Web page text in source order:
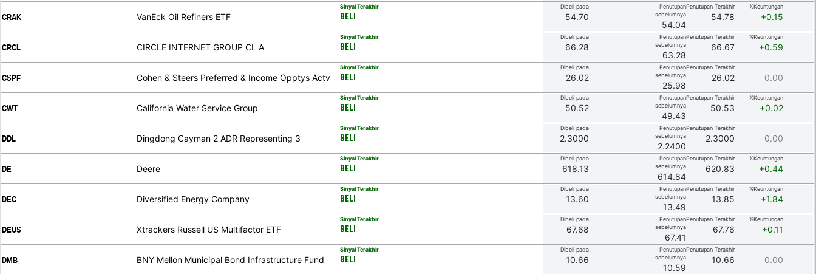
CRAK VanEck Oil Refiners ETF
Sinyal Terakhir
BELI
Dibeli pada
54.70
Penutupan
sebelumnya
54.04
Penutupan Terakhir
54.78
%Keuntungan
+0.15
CRCL CIRCLE INTERNET GROUP CL A
Sinyal Terakhir
BELI
Dibeli pada
66.28
Penutupan
sebelumnya
63.28
Penutupan Terakhir
66.67
%Keuntungan
+0.59
CSPF Cohen & Steers Preferred & Income Opptys Actv
Sinyal Terakhir
BELI
Dibeli pada
26.02
Penutupan
sebelumnya
25.98
Penutupan Terakhir
26.02 0.00
CWT California Water Service Group
Sinyal Terakhir
BELI
Dibeli pada
50.52
Penutupan
sebelumnya
49.43
Penutupan Terakhir
50.53
%Keuntungan
+0.02
DDL Dingdong Cayman 2 ADR Representing 3
Sinyal Terakhir
BELI
Dibeli pada
2.3000
Penutupan
sebelumnya
2.2400
Penutupan Terakhir
2.3000 0.00
DE Deere
Sinyal Terakhir
BELI
Dibeli pada
618.13
Penutupan
sebelumnya
614.84
Penutupan Terakhir
620.83
%Keuntungan
+0.44
DEC Diversified Energy Company
Sinyal Terakhir
BELI
Dibeli pada
13.60
Penutupan
sebelumnya
13.49
Penutupan Terakhir
13.85
%Keuntungan
+1.84
DEUS Xtrackers Russell US Multifactor ETF
Sinyal Terakhir
BELI
Dibeli pada
67.68
Penutupan
sebelumnya
67.41
Penutupan Terakhir
67.76
%Keuntungan
+0.11
DMB BNY Mellon Municipal Bond Infrastructure Fund
Sinyal Terakhir
BELI
Dibeli pada
10.66
Penutupan
sebelumnya
10.59
Penutupan Terakhir
10.66 0.00